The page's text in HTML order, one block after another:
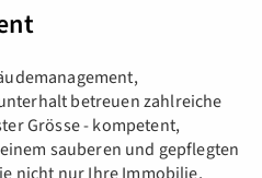
betreuen zahlreiche
Grösse - kompetent,
sauberen und gepflegten